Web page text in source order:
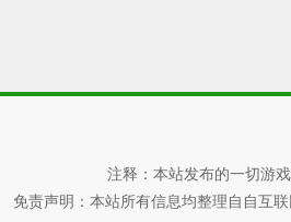
注释：本站发布的一切游
免责声明：本站所有信息均整理自自互